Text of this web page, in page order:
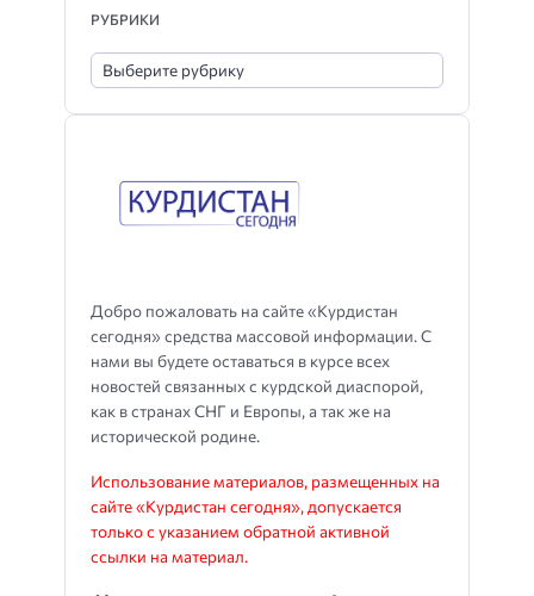
Добро пожаловать на сайте «Курдистан
сегодня» средства массовой информации. С
нами вы будете оставаться в курсе всех
новостей связанных с курдской диаспорой,
как в странах СНГ и Европы, а так же на
исторической родине.
Использование материалов, размещенных на
сайте «Курдистан сегодня», допускается
только с указанием обратной активной
ссылки на материал.
РУБРИКИ